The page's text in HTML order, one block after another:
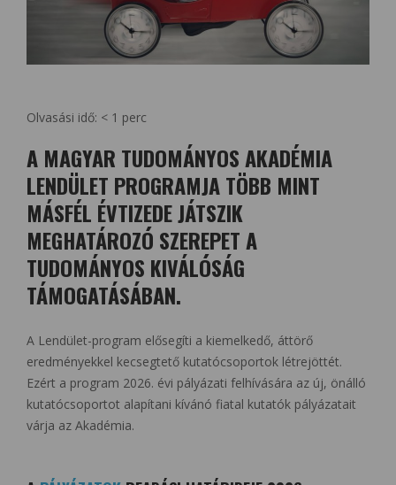
Olvasási idő: < 1 perc
A MAGYAR TUDOMÁNYOS AKADÉMIA
LENDÜLET PROGRAMJA TÖBB MINT
MÁSFÉL ÉVTIZEDE JÁTSZIK
MEGHATÁROZÓ SZEREPET A
TUDOMÁNYOS KIVÁLÓSÁG
TÁMOGATÁSÁBAN.
A Lendület-program elősegíti a kiemelkedő, áttörő
eredményekkel kecsegtető kutatócsoportok létrejöttét.
Ezért a program 2026. évi pályázati felhívására az új, önálló
kutatócsoportot alapítani kívánó fiatal kutatók pályázatait
várja az Akadémia.